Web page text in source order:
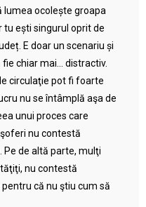
lumea ocolește groapa
tu ești singurul oprit de
E doar un scenariu și
chiar mai… distractiv.
circulaţie pot fi foarte
nu se întâmplă aşa de
unui proces care
nu contestă
de altă parte, mulţi
nu contestă
că nu ştiu cum să